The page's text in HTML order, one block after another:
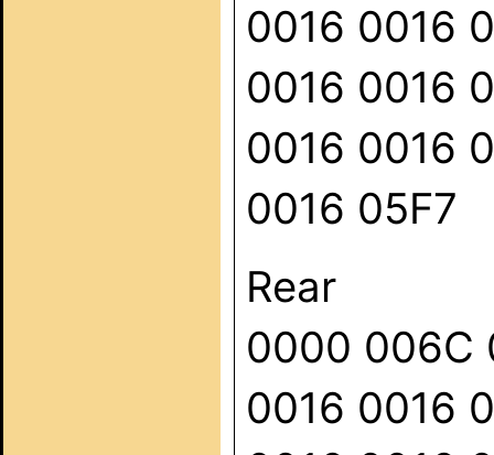
0016 0016
0016 0016
0016 0016
0016 05F7
Rear
0000 006C
0016 0016